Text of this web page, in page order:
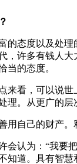
的态度以及处
，许多有钱人
当的态度。
看，可以说世
。从更广的
己的财产。
为：“我要把
知道。具有智